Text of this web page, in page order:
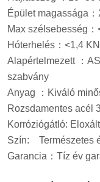
Épület magassága ：
Max szélsebesség ：
Hóterhelés ： <1,4
Alapértelmezett ：
szabvány
Anyag
： Kiváló
Rozsdamentes acél
Korróziógátló:
Szín:
Természetes
Garancia ： Tíz év